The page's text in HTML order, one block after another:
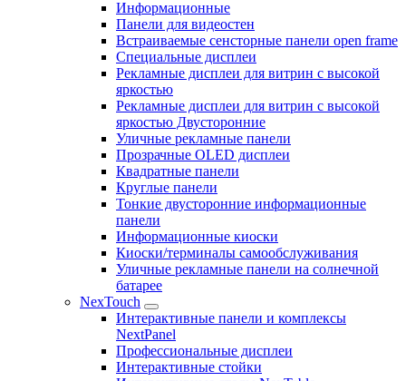
Информационные
Панели для видеостен
Встраиваемые сенсторные панели open frame
Специальные дисплеи
Рекламные дисплеи для витрин с высокой
яркостью
Рекламные дисплеи для витрин с высокой
яркостью Двусторонние
Уличные рекламные панели
Прозрачные OLED дисплеи
Квадратные панели
Круглые панели
Тонкие двусторонние информационные
панели
Информационные киоски
Киоски/терминалы самообслуживания
Уличные рекламные панели на солнечной
батарее
NexTouch
Интерактивные панели и комплексы
NextPanel
Профессиональные дисплеи
Интерактивные стойки